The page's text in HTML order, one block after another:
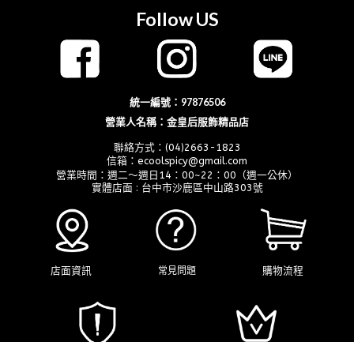
Follow US
統一編號：97876506
營業人名稱：金皇后服飾精品店
聯絡方式：(04)2663-1823
信箱：ecoolspicy@gmail.com
營業時間：週二～週日14：00~22：00（週一公休）
實體店面 : 台中市沙鹿區中山路303號
店面資訊 常見問題 購物流程